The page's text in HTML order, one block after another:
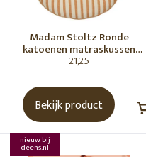
Madam Stoltz Ronde
katoenen matraskussen
Gebroken wit, donkere
21,25
Bekijk product
nieuw bij
deens.nl